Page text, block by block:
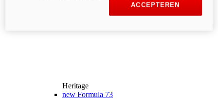
Heritage
new Formula 73
ACCEPTEREN